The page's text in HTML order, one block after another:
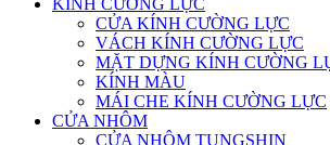
KÍNH CƯỜNG LỰC
CỬA KÍNH CƯỜNG LỰC
VÁCH KÍNH CƯỜNG LỰC
MẶT DỰNG KÍNH CƯỜNG
KÍNH MÀU
MÁI CHE KÍNH CƯỜNG LỰC
CỬA NHÔM
CỬA NHÔM TUNGSHIN